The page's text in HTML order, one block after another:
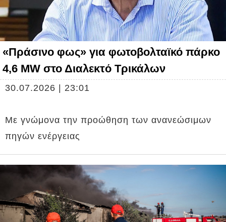
«Πράσινο φως» για φωτοβολταϊκό πάρκο
4,6 MW στο Διαλεκτό Τρικάλων
30.07.2026 | 23:01
Με γνώμονα την προώθηση των ανανεώσιμων
πηγών ενέργειας